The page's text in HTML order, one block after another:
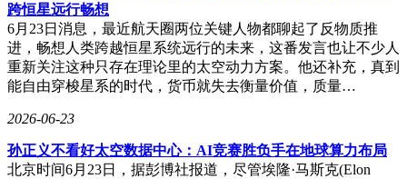
跨恒星远行畅想
6月23日消息，最近航天圈两位关键人物都聊起了反物质推
进，畅想人类跨越恒星系统远行的未来，这番发言也让不少人
重新关注这种只存在理论里的太空动力方案。他还补充，真到
能自由穿梭星系的时代，货币就失去衡量价值，质量…
2026-06-23
孙正义不看好太空数据中心：AI竞赛胜负手在地球算力布局
北京时间6月23日，据彭博社报道，尽管埃隆·马斯克(Elon